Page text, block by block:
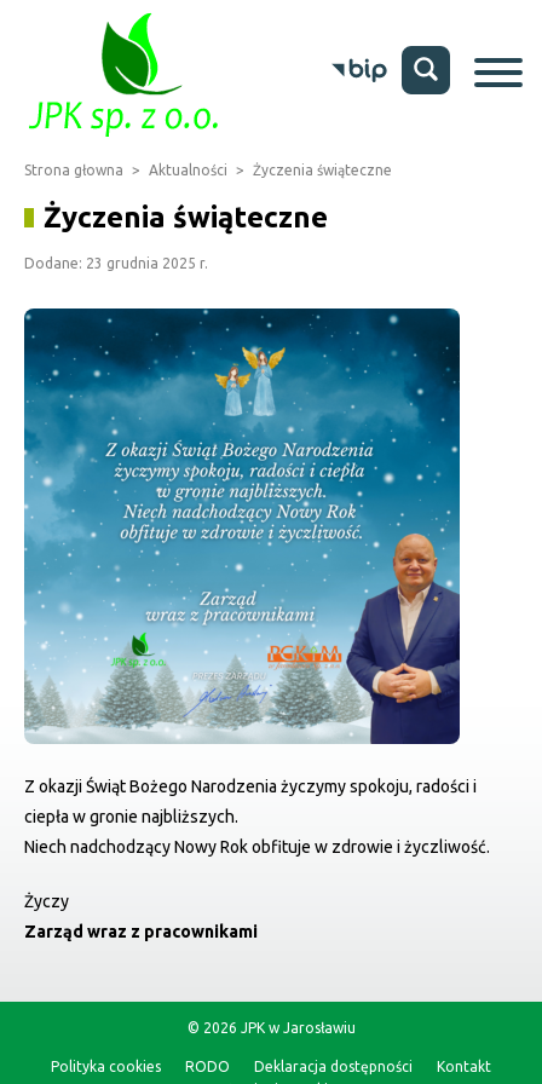
Strona głowna > Aktualności > Życzenia świąteczne
Życzenia świąteczne
Dodane: 23 grudnia 2025 r.
Z okazji Świąt Bożego Narodzenia życzymy spokoju, radości i
ciepła w gronie najbliższych.
Niech nadchodzący Nowy Rok obfituje w zdrowie i życzliwość.
Życzy
Zarząd wraz z pracownikami
© 2026 JPK w Jarosławiu
Polityka cookies RODO Deklaracja dostępności
Kontakt